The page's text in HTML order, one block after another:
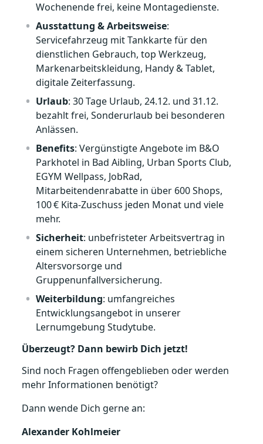
Wochenende frei, keine Montagedienste.
Ausstattung & Arbeitsweise:
Servicefahrzeug mit Tankkarte für den
dienstlichen Gebrauch, top Werkzeug,
Markenarbeitskleidung, Handy & Tablet,
digitale Zeiterfassung.
Urlaub: 30 Tage Urlaub, 24.12. und 31.12.
bezahlt frei, Sonderurlaub bei besonderen
Anlässen.
Benefits: Vergünstigte Angebote im B&O
Parkhotel in Bad Aibling, Urban Sports Club,
EGYM Wellpass, JobRad,
Mitarbeitendenrabatte in über 600 Shops,
100 € Kita‑Zuschuss jeden Monat und viele
mehr.
Sicherheit: unbefristeter Arbeitsvertrag in
einem sicheren Unternehmen, betriebliche
Altersvorsorge und
Gruppenunfallversicherung.
Weiterbildung: umfangreiches
Entwicklungsangebot in unserer
Lernumgebung Studytube.
Überzeugt? Dann bewirb Dich jetzt!
Sind noch Fragen offengeblieben oder werden
mehr Informationen benötigt?
Dann wende Dich gerne an:
Alexander Kohlmeier